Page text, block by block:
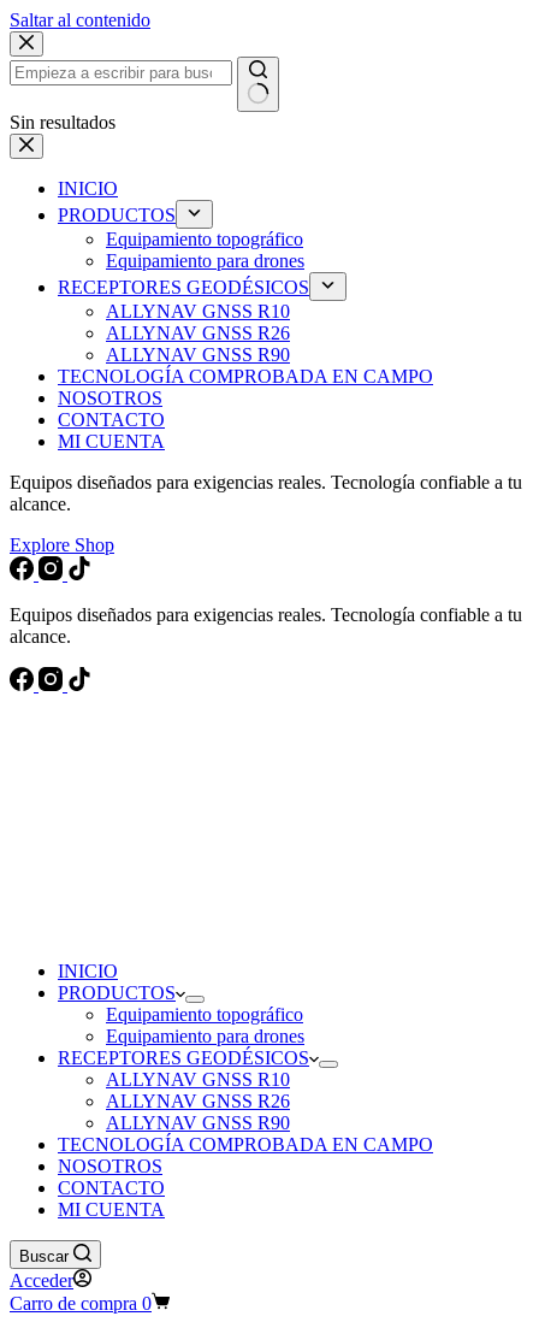
Saltar al contenido
Sin resultados
INICIO
PRODUCTOS
Equipamiento topográfico
Equipamiento para drones
RECEPTORES GEODÉSICOS
ALLYNAV GNSS R10
ALLYNAV GNSS R26
ALLYNAV GNSS R90
TECNOLOGÍA COMPROBADA EN CAMPO
NOSOTROS
CONTACTO
MI CUENTA
Equipos diseñados para exigencias reales. Tecnología confiable a tu
alcance.
Explore Shop
Equipos diseñados para exigencias reales. Tecnología confiable a tu
alcance.
INICIO
PRODUCTOS
Equipamiento topográfico
Equipamiento para drones
RECEPTORES GEODÉSICOS
ALLYNAV GNSS R10
ALLYNAV GNSS R26
ALLYNAV GNSS R90
TECNOLOGÍA COMPROBADA EN CAMPO
NOSOTROS
CONTACTO
MI CUENTA
Buscar
Acceder
Carro de compra 0